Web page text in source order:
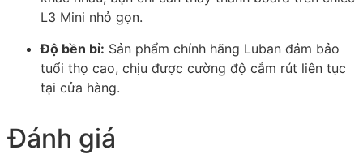
L3 Mini nhỏ gọn.
Độ bền bỉ: Sản phẩm chính hãng Luban đảm bảo
tuổi thọ cao, chịu được cường độ cắm rút liên tục
tại cửa hàng.
Đánh giá